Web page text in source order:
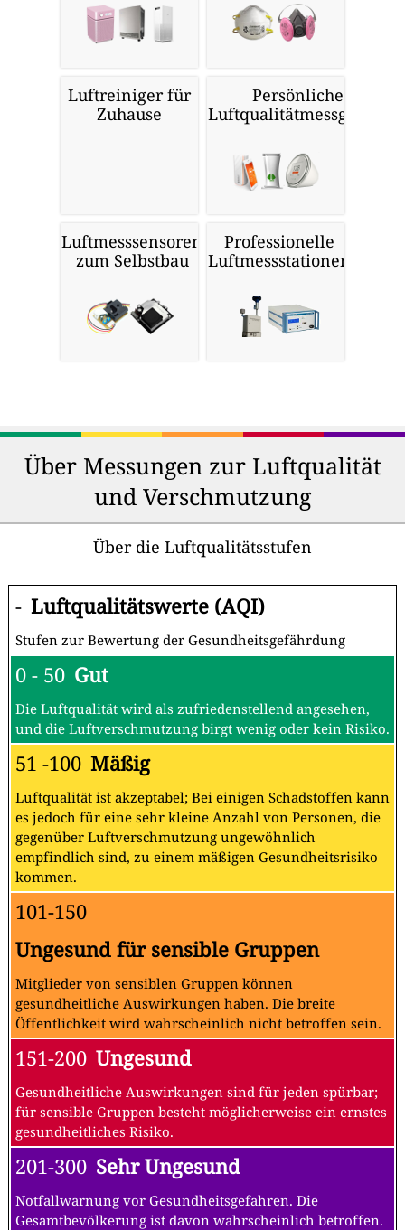
Luftreiniger für
Zuhause
Persönliche
Luftqualitätmessgeräte
Luftmesssensoren
zum Selbstbau
Professionelle
Luftmessstationen
Über Messungen zur Luftqualität
und Verschmutzung
Über die Luftqualitätsstufen
- Luftqualitätswerte (AQI)
Stufen zur Bewertung der Gesundheitsgefährdung
0 - 50 Gut
Die Luftqualität wird als zufriedenstellend angesehen,
und die Luftverschmutzung birgt wenig oder kein Risiko.
51 -100 Mäßig
Luftqualität ist akzeptabel; Bei einigen Schadstoffen kann
es jedoch für eine sehr kleine Anzahl von Personen, die
gegenüber Luftverschmutzung ungewöhnlich
empfindlich sind, zu einem mäßigen Gesundheitsrisiko
kommen.
101-150
Ungesund für sensible Gruppen
Mitglieder von sensiblen Gruppen können
gesundheitliche Auswirkungen haben. Die breite
Öffentlichkeit wird wahrscheinlich nicht betroffen sein.
151-200 Ungesund
Gesundheitliche Auswirkungen sind für jeden spürbar;
für sensible Gruppen besteht möglicherweise ein ernstes
gesundheitliches Risiko.
201-300 Sehr Ungesund
Notfallwarnung vor Gesundheitsgefahren. Die
Gesamtbevölkerung ist davon wahrscheinlich betroffen.